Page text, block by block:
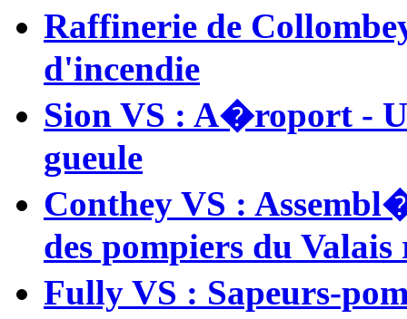
Raffinerie de
d'incendie
Sion VS : A�roport -
gueule
Conthey VS :
des pompiers du
Fully VS : Sapeurs-